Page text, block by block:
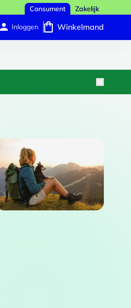
Consument Zakelijk
Inloggen Winkelmand